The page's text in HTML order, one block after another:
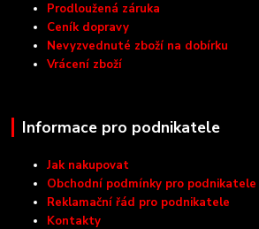
Prodloužená záruka
Ceník dopravy
Nevyzvednuté zboží na dobírku
Vrácení zboží
Informace pro podnikatele
Jak nakupovat
Obchodní podmínky pro podnikatele
Reklamační řád pro podnikatele
Kontakty